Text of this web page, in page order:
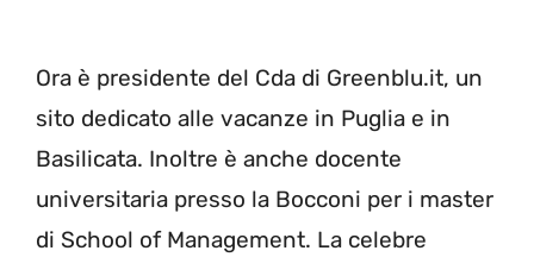
Ora è presidente del Cda di Greenblu.it, un
sito dedicato alle vacanze in Puglia e in
Basilicata. Inoltre è anche docente
universitaria presso la Bocconi per i master
di School of Management. La celebre